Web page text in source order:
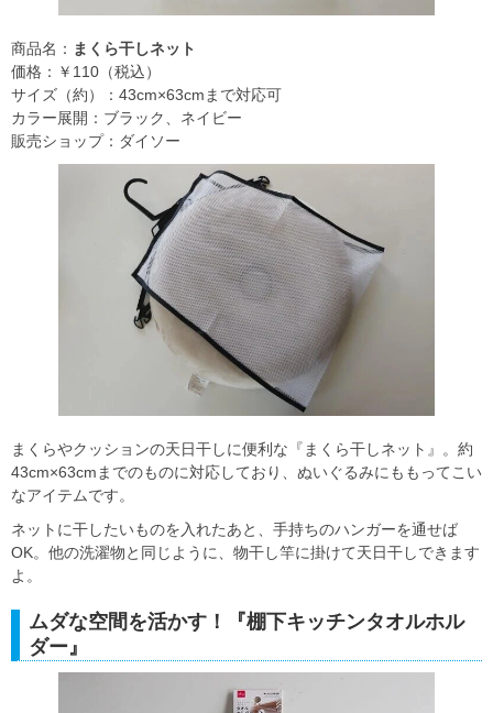
商品名： まくら干しネット
価格：￥110（税込）
サイズ（約）：43cm×63cmまで対応可
カラー展開：ブラック、ネイビー
販売ショップ：ダイソー
まくらやクッションの天日干しに便利な『まくら干しネット』。約
43cm×63cmまでのものに対応しており、ぬいぐるみにももってこい
なアイテムです。
ネットに干したいものを入れたあと、手持ちのハンガーを通せば
OK。他の洗濯物と同じように、物干し竿に掛けて天日干しできます
よ。
ムダな空間を活かす！『棚下キッチンタオルホル
ダー』